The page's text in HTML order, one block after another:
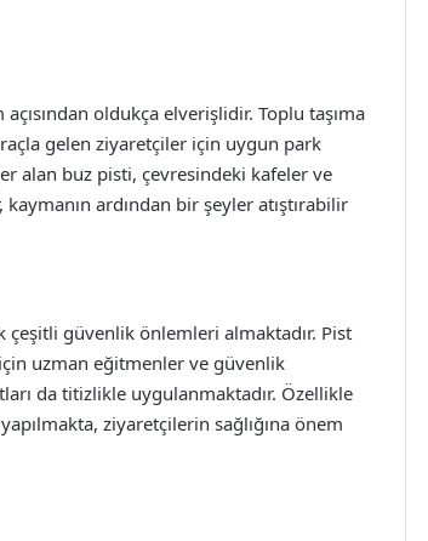
oldukça elverişlidir. Toplu taşıma
gelen ziyaretçiler için uygun park
alan buz pisti, çevresindeki kafeler ve
ardından bir şeyler atıştırabilir
güvenlik önlemleri almaktadır. Pist
uzman eğitmenler ve güvenlik
da titizlikle uygulanmaktadır. Özellikle
ziyaretçilerin sağlığına önem